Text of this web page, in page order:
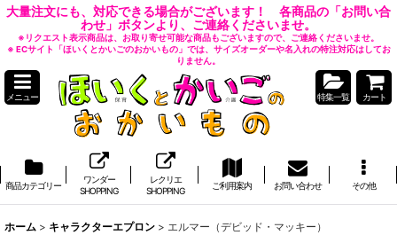
大量注文にも、対応できる場合がございます！ 各商品の「お問い合
わせ」ボタンより、ご連絡くださいませ。
※リクエスト表示商品は、お取り寄せ可能な商品もございますので、ご連絡くださいませ。
※ ECサイト「ほいくとかいごのおかいもの」では、サイズオーダーや名入れの特注対応はしてお
りません。
メニュー 特集一覧 カート
商品カテゴリー
ワンダー
SHOPPING
レクリエ
SHOPPING
ご利用案内 お問い合わせ その他
ホーム > キャラクターエプロン > エルマー（デビッド・マッキー）